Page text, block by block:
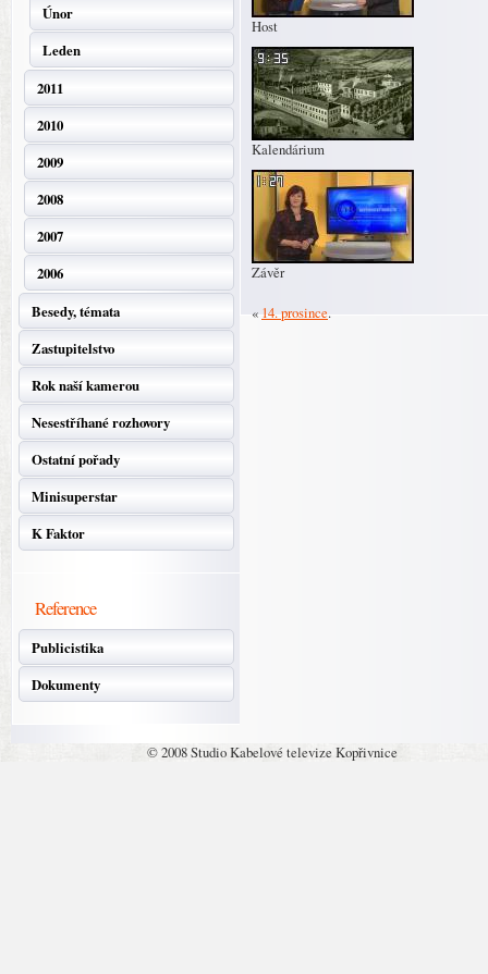
Únor
Leden
2011
2010
2009
2008
2007
2006
Besedy, témata
Zastupitelstvo
Rok naší kamerou
Nesestříhané rozhovory
Ostatní pořady
Minisuperstar
K Faktor
Reference
Publicistika
Dokumenty
Host
Kalendárium
Závěr
« 14. prosince.
© 2008 Studio Kabelové televize Kopřivnice